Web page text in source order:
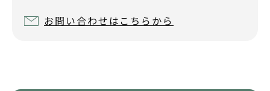
お問い合わせはこちらから